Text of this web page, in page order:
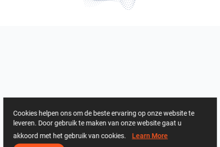
Cookies helpen ons om de beste ervaring op onze website te
leveren. Door gebruik te maken van onze website gaat u
akkoord met het gebruik van cookies. Learn More